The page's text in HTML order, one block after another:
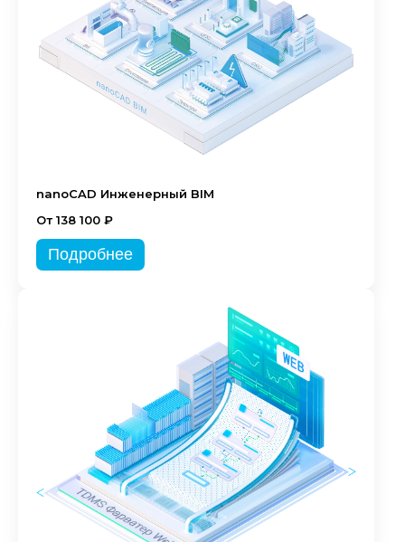
nanoCAD Инженерный BIM
От 138 100 ₽
Подробнее